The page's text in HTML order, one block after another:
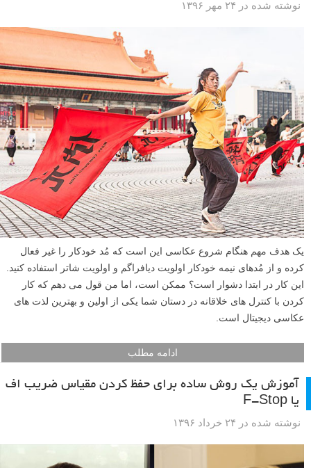
نوشته شده در ۲۴ مهر ۱۳۹۶
یک هدف مهم هنگام شروع عکاسی این است که مُد خودکار را غیر فعال
کرده و از مُدهای نیمه خودکار اولویت دیافراگم و اولویت شاتر استفاده کنید.
این کار در ابتدا دشوار است؟ ممکن است، اما من قول می دهم که کار
کردن با کنترل های خلاقانه در دستان شما یکی از اولین و بهترین لذت های
عکاسی دیجیتال است.
ادامه مطلب
آموزش یک روش ساده برای حفظ کردن مقیاس ضریب اف
یا F-Stop
نوشته شده در ۲۴ خرداد ۱۳۹۶